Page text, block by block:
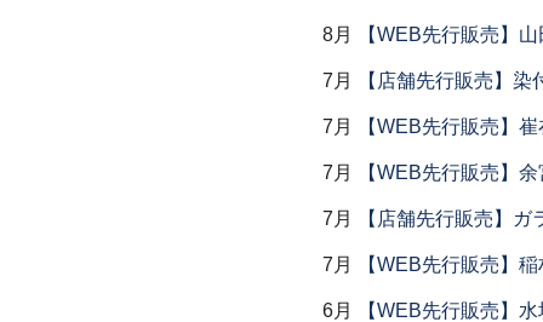
8月 【WEB先行販売】
7月 【店舗先行販売】染
7月 【WEB先行販売】
7月 【WEB先行販売】
7月 【店舗先行販売】ガ
7月 【WEB先行販売】
6月 【WEB先行販売】